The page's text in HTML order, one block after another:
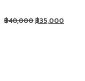
฿40,000฿35,000